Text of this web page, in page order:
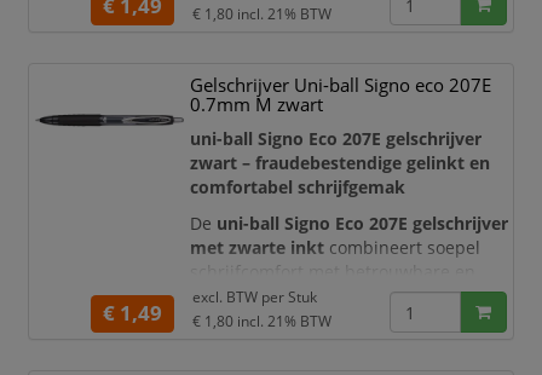
gepigmenteerde Super Ink is bestand
langdurig helder en leesbaar blijven.
Dankzij de rubberen antislipgrip,
intrekbare punt en navulbare
constructie i
€ 1,80 incl. 21% BTW
Gelschrijver Uni-ball Signo eco 207E
0.7mm M zwart
uni-ball Signo Eco 207E gelschrijver
zwart – fraudebestendige gelinkt en
comfortabel schrijfgemak
De uni-ball Signo Eco 207E gelschrijver
met zwarte inkt combineert soepel
schrijfcomfort met betrouwbare en
duurzame schrijfprestaties. De
gepigmenteerde uni-ball Super Ink is
€ 1,49
excl. BTW per Stuk
€ 1,80 incl. 21% BTW